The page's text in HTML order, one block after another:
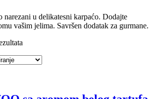
u delikatesni karpaćo. Dodajte
vašim jelima. Savršen dodatak za gurmane.